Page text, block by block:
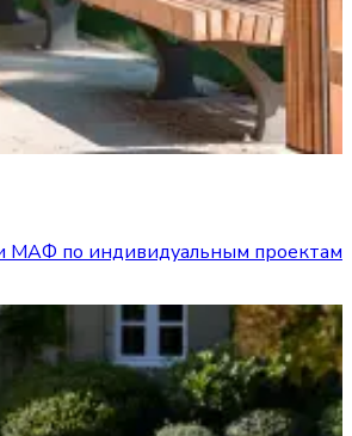
МАФ по индивидуальным проектам